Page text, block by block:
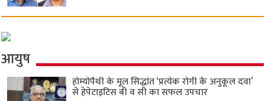
आयुष
होम्योपैथी के मूल सिद्धांत ‘प्रत्येक रोगी केे अनुकूल दवा’
से हेपेटाइटिस बी व सी का सफल उपचार